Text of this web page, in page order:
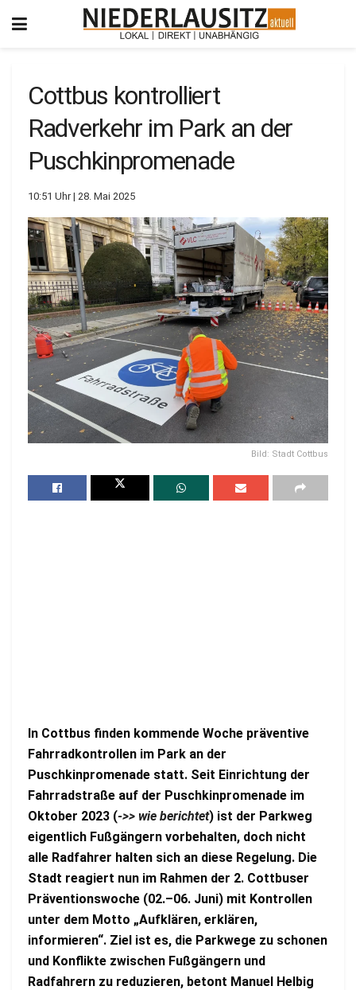
Cottbus kontrolliert
Radverkehr im Park an der
Puschkinpromenade
10:51 Uhr | 28. Mai 2025
Bild: Stadt Cottbus
In Cottbus finden kommende Woche präventive
Fahrradkontrollen im Park an der
Puschkinpromenade statt. Seit Einrichtung der
Fahrradstraße auf der Puschkinpromenade im
Oktober 2023 (->> wie berichtet) ist der Parkweg
eigentlich Fußgängern vorbehalten, doch nicht
alle Radfahrer halten sich an diese Regelung. Die
Stadt reagiert nun im Rahmen der 2. Cottbuser
Präventionswoche (02.–06. Juni) mit Kontrollen
unter dem Motto „Aufklären, erklären,
informieren“. Ziel ist es, die Parkwege zu schonen
und Konflikte zwischen Fußgängern und
Radfahrern zu reduzieren, betont Manuel Helbig